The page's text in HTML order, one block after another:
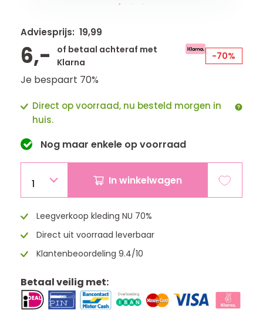
Adviesprijs: 19,99
6,-
of betaal achteraf met
Klarna
-70%
Je bespaart 70%
Direct op voorraad, nu besteld morgen in
huis.
Nog maar enkele op voorraad
1 In winkelwagen
Leegverkoop kleding NU 70%
Direct uit voorraad leverbaar
Klantenbeoordeling 9.4/10
Betaal veilig met: